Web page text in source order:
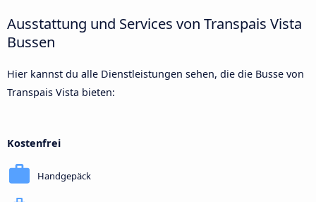
Ausstattung und Services von Transpais Vista
Bussen
Hier kannst du alle Dienstleistungen sehen, die die Busse von
Transpais Vista bieten:
Kostenfrei
Handgepäck